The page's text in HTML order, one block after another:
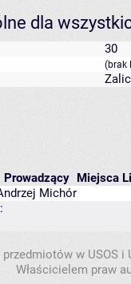
dla
30
(brak
Prowadzący Miejsca
Michór
przedmiotów w USOS
Właścicielem praw